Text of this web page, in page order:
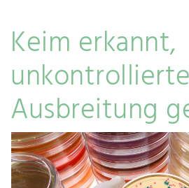
Keim erkannt,
unkontrollierte
Ausbreitung